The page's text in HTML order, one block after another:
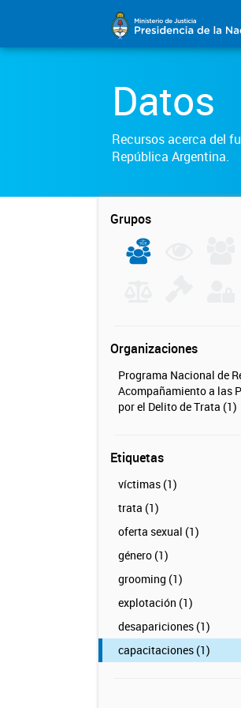
Datos
Recursos acerca del
República Argentina.
Grupos
Organizaciones
Programa Nacional de
Acompañamiento a las
por el Delito de Trata (1)
Etiquetas
víctimas (1)
trata (1)
oferta sexual (1)
género (1)
grooming (1)
explotación (1)
desapariciones (1)
capacitaciones (1)